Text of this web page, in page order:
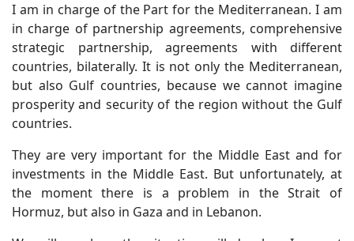
I am in charge of the Part for the Mediterranean. I am
in charge of partnership agreements, comprehensive
strategic partnership, agreements with different
countries, bilaterally. It is not only the Mediterranean,
but also Gulf countries, because we cannot imagine
prosperity and security of the region without the Gulf
countries.
They are very important for the Middle East and for
investments in the Middle East. But unfortunately, at
the moment there is a problem in the Strait of
Hormuz, but also in Gaza and in Lebanon.